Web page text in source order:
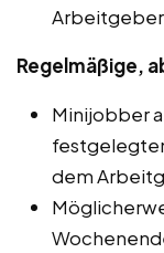
Regelmäßige,
Minijobber
dem